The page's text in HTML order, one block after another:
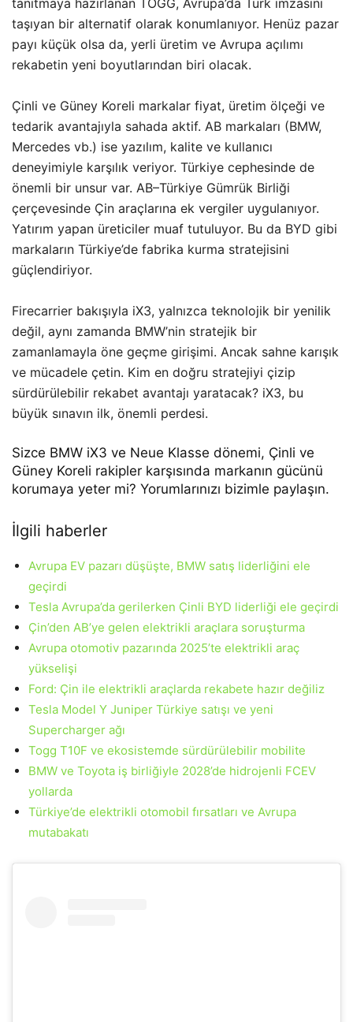
taşıyan bir alternatif olarak konumlanıyor. Henüz pazar
payı küçük olsa da, yerli üretim ve Avrupa açılımı
rekabetin yeni boyutlarından biri olacak.
Çinli ve Güney Koreli markalar fiyat, üretim ölçeği ve
tedarik avantajıyla sahada aktif. AB markaları (BMW,
Mercedes vb.) ise yazılım, kalite ve kullanıcı
deneyimiyle karşılık veriyor. Türkiye cephesinde de
önemli bir unsur var. AB–Türkiye Gümrük Birliği
çerçevesinde Çin araçlarına ek vergiler uygulanıyor.
Yatırım yapan üreticiler muaf tutuluyor. Bu da BYD gibi
markaların Türkiye’de fabrika kurma stratejisini
güçlendiriyor.
Firecarrier bakışıyla iX3, yalnızca teknolojik bir yenilik
değil, aynı zamanda BMW’nin stratejik bir
zamanlamayla öne geçme girişimi. Ancak sahne karışık
ve mücadele çetin. Kim en doğru stratejiyi çizip
sürdürülebilir rekabet avantajı yaratacak? iX3, bu
büyük sınavın ilk, önemli perdesi.
Sizce BMW iX3 ve Neue Klasse dönemi, Çinli ve
Güney Koreli rakipler karşısında markanın gücünü
korumaya yeter mi? Yorumlarınızı bizimle paylaşın.
İlgili haberler
Avrupa EV pazarı düşüşte, BMW satış liderliğini ele
geçirdi
Tesla Avrupa’da gerilerken Çinli BYD liderliği ele geçirdi
Çin’den AB’ye gelen elektrikli araçlara soruşturma
Avrupa otomotiv pazarında 2025’te elektrikli araç
yükselişi
Ford: Çin ile elektrikli araçlarda rekabete hazır değiliz
Tesla Model Y Juniper Türkiye satışı ve yeni
Supercharger ağı
Togg T10F ve ekosistemde sürdürülebilir mobilite
BMW ve Toyota iş birliğiyle 2028’de hidrojenli FCEV
yollarda
Türkiye’de elektrikli otomobil fırsatları ve Avrupa
mutabakatı